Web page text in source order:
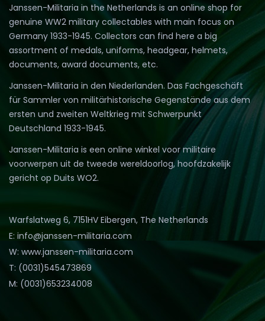
Janssen-Militaria in the Netherlands is an online shop for
genuine WW2 military collectables with main focus on
Germany 1933-1945. Collectors can find here a big
assortment of medals, uniforms, headgear, helmets,
documents, award documents, etc.
Janssen-Militaria in den Niederlanden. Das Fachgeschäft
für Sammler von militärhistorische Gegenstände aus dem
ersten und zweiten Weltkrieg mit Schwerpunkt
Deutschland 1933-1945.
Janssen-Militaria is een online winkel voor militaire
voorwerpen uit de tweede wereldoorlog, hoofdzakelijk
gericht op Duits WO2.
Warfslatweg 6, 7151HV Eibergen, The Netherlands
E: info@janssen-militaria.com
W: www.janssen-militaria.com
T: (0031)545473869
M: (0031)653234008